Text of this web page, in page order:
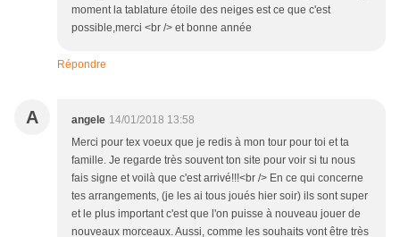
moment la tablature étoile des neiges est ce que c'est
possible,merci <br /> et bonne année
Répondre
A angele 14/01/2018 13:58
Merci pour tex voeux que je redis à mon tour pour toi et ta
famille. Je regarde très souvent ton site pour voir si tu nous
fais signe et voilà que c'est arrivé!!!<br /> En ce qui concerne
tes arrangements, (je les ai tous joués hier soir) ils sont super
et le plus important c'est que l'on puisse à nouveau jouer de
nouveaux morceaux. Aussi, comme les souhaits vont être très